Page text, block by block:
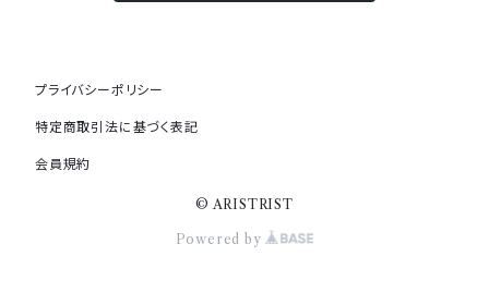
プライバシーポリシー
特定商取引法に基づく表記
会員規約
© ARISTRIST
Powered by